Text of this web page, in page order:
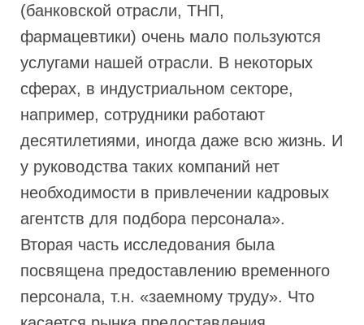
(банковской отрасли, ТНП,
фармацевтики) очень мало пользуются
услугами нашей отрасли. В некоторых
сферах, в индустриальном секторе,
например, сотрудники работают
десятилетиями, иногда даже всю жизнь. И
у руководства таких компаний нет
необходимости в привлечении кадровых
агентств для подбора персонала».
Вторая часть исследования была
посвящена предоставлению временного
персонала, т.н. «заемному труду». Что